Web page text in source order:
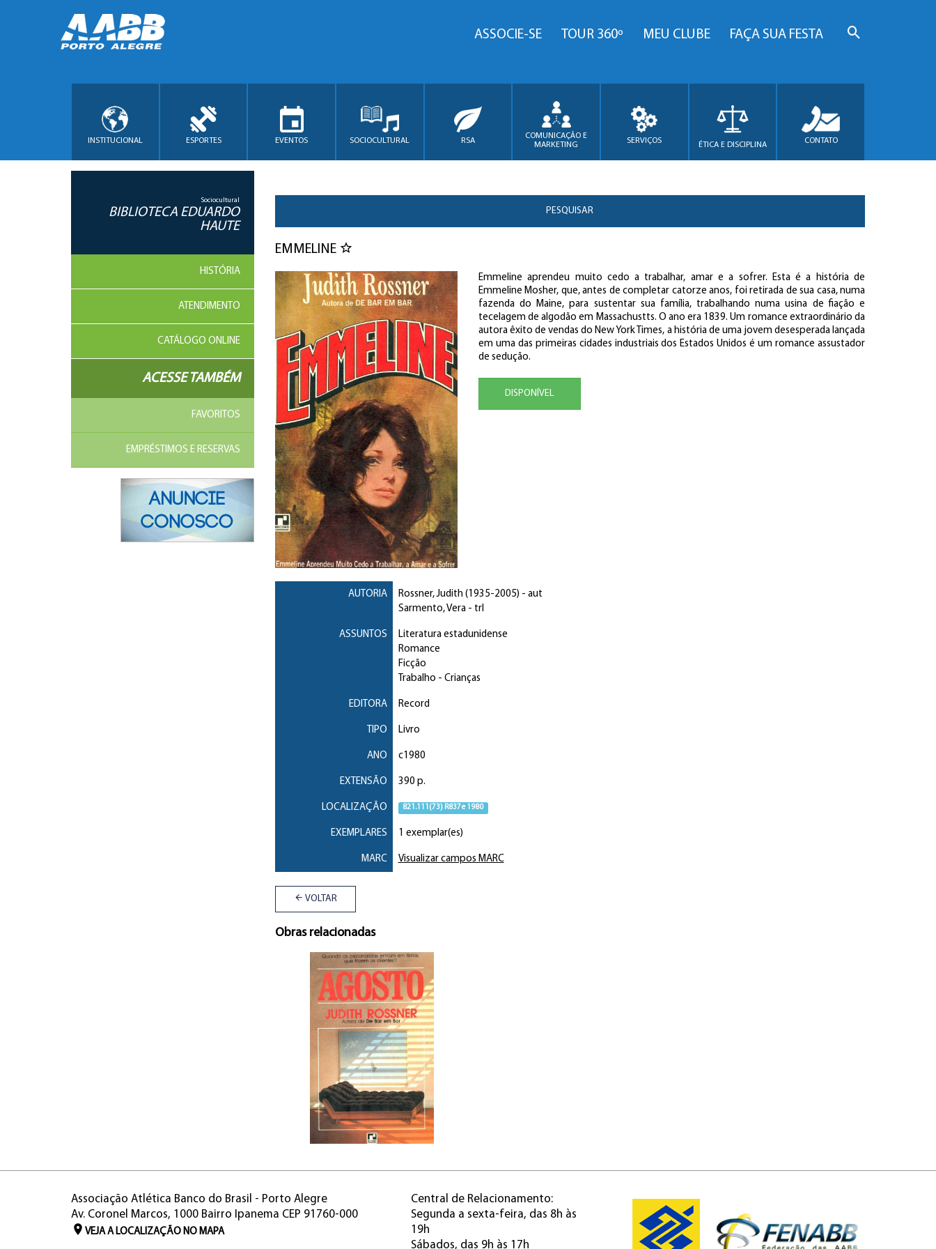
ASSOCIE-SE TOUR 360º MEU CLUBE FAÇA SUA FESTA
INSTITUCIONAL ESPORTES EVENTOS SOCIOCULTURAL RSA
COMUNICAÇÃO E
MARKETING
SERVIÇOS ÉTICA E DISCIPLINA CONTATO
Sociocultural
BIBLIOTECA EDUARDO
HAUTE
HISTÓRIA
ATENDIMENTO
CATÁLOGO ONLINE
ACESSE TAMBÉM
FAVORITOS
EMPRÉSTIMOS E RESERVAS
PESQUISAR
EMMELINE
Emmeline aprendeu muito cedo a trabalhar, amar e a sofrer. Esta é a história de
Emmeline Mosher, que, antes de completar catorze anos, foi retirada de sua casa, numa
fazenda do Maine, para sustentar sua família, trabalhando numa usina de fiação e
tecelagem de algodão em Massachustts. O ano era 1839. Um romance extraordinário da
autora êxito de vendas do New York Times, a história de uma jovem desesperada lançada
em uma das primeiras cidades industriais dos Estados Unidos é um romance assustador
de sedução.
DISPONÍVEL
AUTORIA Rossner, Judith (1935-2005) - aut
Sarmento, Vera- trl
ASSUNTOS
Literatura estadunidense
Romance
Ficção
Trabalho - Crianças
EDITORA Record
TIPO Livro
ANO c1980
EXTENSÃO 390 p.
LOCALIZAÇÃO 821.111(73) R837e 1980
EXEMPLARES 1 exemplar(es)
MARC Visualizar campos MARC
VOLTAR
Obras relacionadas
Associação Atlética Banco do Brasil - Porto Alegre
Av. Coronel Marcos, 1000 Bairro Ipanema CEP 91760-000
VEJA A LOCALIZAÇÃO NO MAPA
Central de Relacionamento:
Segunda a sexta-feira, das 8h às
19h
Sábados, das 9h às 17h